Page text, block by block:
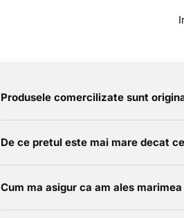
Produsele comercilizate sunt
De ce pretul este mai mare decat
Cum ma asigur ca am ales marimea